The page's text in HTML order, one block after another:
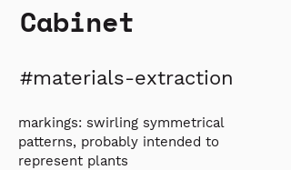
Cabinet
#materials-extraction
markings: swirling symmetrical
patterns, probably intended to
represent plants